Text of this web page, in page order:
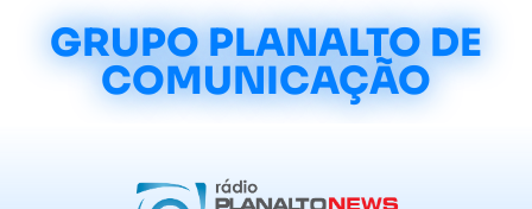
GRUPO PLANALTO DE
COMUNICAÇÃO